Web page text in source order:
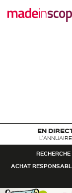
EN
L'ANNUAIRE
ACHAT